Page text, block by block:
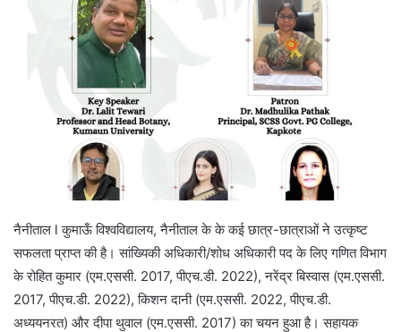
नैनीताल l कुमाऊँ विश्वविद्यालय, नैनीताल के के कई छात्र-छात्राओं ने उत्कृष्ट
सफलता प्राप्त की है। सांख्यिकी अधिकारी/शोध अधिकारी पद के लिए गणित विभाग
के रोहित कुमार (एम.एससी. 2017, पीएच.डी. 2022), नरेंद्र बिस्वास (एम.एससी.
2017, पीएच.डी. 2022), किशन दानी (एम.एससी. 2022, पीएच.डी.
अध्ययनरत) और दीपा थुवाल (एम.एससी. 2017) का चयन हुआ है। सहायक